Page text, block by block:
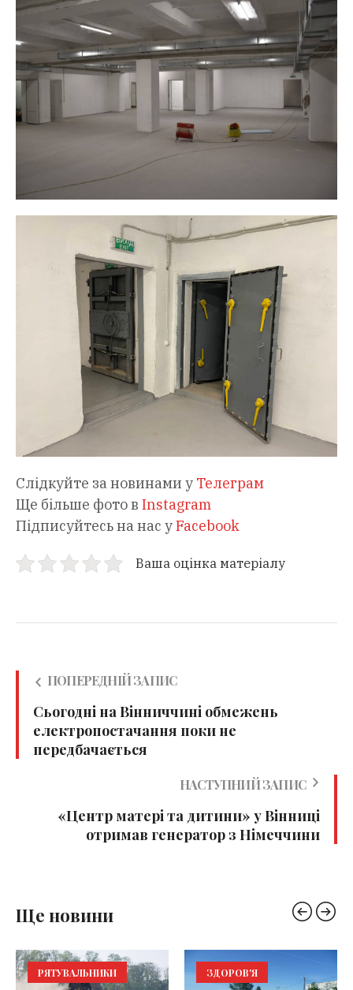
Слідкуйте за новинами у Телеграм
Ще більше фото в Instagram
Підписуйтесь на нас уFacebook
Ваша оцінка матеріалу
ПОПЕРЕДНІЙ ЗАПИС
Сьогодні на Вінниччині обмежень
електропостачання поки не
передбачається
НАСТУПНИЙ ЗАПИС
«Центр матері та дитини» у Вінниці
отримав генератор з Німеччини
Ще новини
РЯТУВАЛЬНИКИ ЗДОРОВ'Я